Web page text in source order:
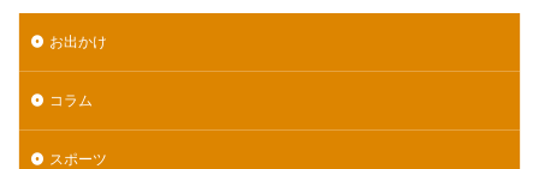
お出かけ
コラム
スポーツ